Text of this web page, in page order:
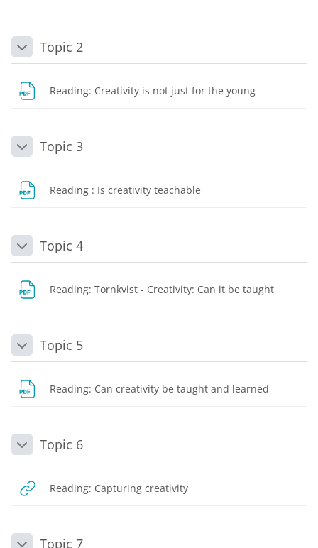
DaraltTopic 2
Reading: Creativity is not just for the young
DaraltTopic 3
Reading : Is creativity teachable
DaraltTopic 4
Reading: Tornkvist - Creativity: Can it be taught
DaraltTopic 5
Reading: Can creativity be taught and learned
DaraltTopic 6
Reading: Capturing creativityURL
Topic 7